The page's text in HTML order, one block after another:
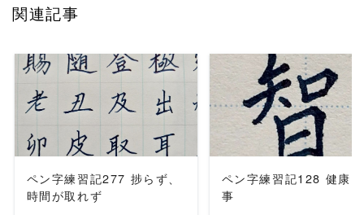
関連記事
READ MORE
ペン字練習記277 捗らず、
時間が取れず
READ MORE
ペン字練習記128 健康
事